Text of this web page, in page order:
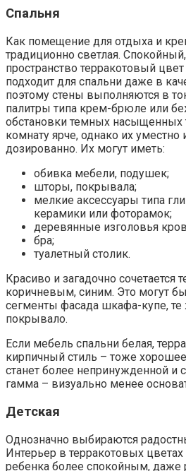
Спальня
Как помещение для отдыха и
традиционно светлая.
пространство терракотовый
подходит для спальни даже в
поэтому стены выполняются в
палитры типа крем-брюле или
обстановки темных насыщенных
комнату ярче, однако их уместно
дозированно. Их могут иметь:
обивка мебели, подушек;
шторы, покрывала;
мелкие аксессуары типа
керамики или фоторамок;
деревянные изголовья
бра;
туалетный столик.
Красиво и загадочно сочетается
коричневым, синим. Это могут
сегменты фасада шкафа-купе, те
покрывало.
Если мебель спальни белая,
кирпичный стиль – тоже
станет более непринужденной и
гамма – визуально менее
Детская
Однозначно выбираются
Интерьер в терракотовых
ребенка более спокойным, даже